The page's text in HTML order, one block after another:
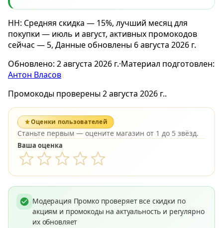
HH: Средняя скидка — 15%, лучший месяц для
покупки — июль и август, активных промокодов
сейчас — 5, Данные обновлены 6 августа 2026 г.
Обновлено: 2 августа 2026 г.·Материал подготовлен:
Антон Власов
Промокоды проверены 2 августа 2026 г..
Оценки пользователей
Станьте первым — оцените магазин от 1 до 5 звёзд.
Ваша оценка
Модерация Промко проверяет все скидки по
акциям и промокоды на актуальность и регулярно
их обновляет